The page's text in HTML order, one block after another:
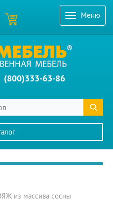
Меню
(800)333-63-86
из массива сосны